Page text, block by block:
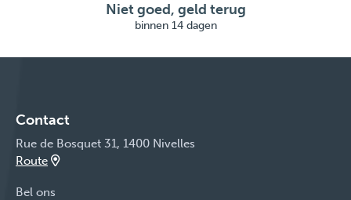
Niet goed, geld terug
binnen 14 dagen
Contact
Rue de Bosquet 31, 1400 Nivelles
Route
Bel ons